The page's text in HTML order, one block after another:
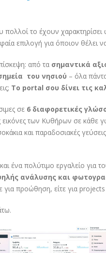
πολλοί το έχουν χαρακτηρίσει
επιλογή για όποιον θέλει
από τα σημαντικά
του νησιού – όλα
Το portal σου δίνει τις
σε 6 διαφορετικές
των Κυθήρων σε κάθε
και παραδοσιακές
ένα πολύτιμο εργαλείο για
ανάλυσης και
προώθηση, είτε για projects